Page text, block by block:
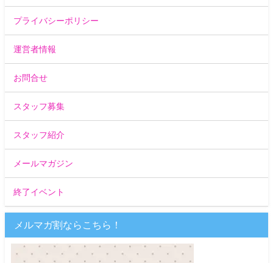
プライバシーポリシー
運営者情報
お問合せ
スタッフ募集
スタッフ紹介
メールマガジン
終了イベント
メルマガ割ならこちら！